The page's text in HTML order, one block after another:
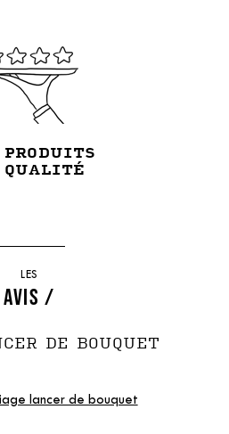
PRODUITS
QUALITÉ
LES
AVIS /
DE BOUQUET
lancer de bouquet